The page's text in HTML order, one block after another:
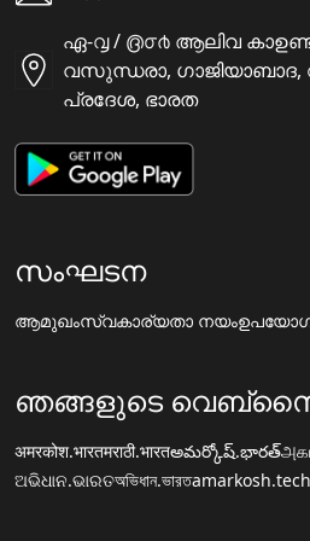
ഏ-൮ / ൫൦൪ ആലിവ
വസുന്ധരാ, ഗാജിയാബാദ,
പ്രദേശ, ഭാരത
സംഘടന
ആമുഖംസ്വകാര്യതാ നയം
ഞങ്ങളുടെ
अमरकोश.भारतमराठी.भारतఅమర్కోష్.భారత్
ଅଭିଧାନ.ଭାରତঅভিধান.ভারতamarkosh.tech